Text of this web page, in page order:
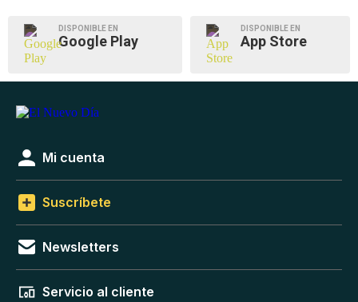
DISPONIBLE EN
Google Play
DISPONIBLE EN
App Store
Mi cuenta
Suscríbete
Newsletters
Servicio al cliente